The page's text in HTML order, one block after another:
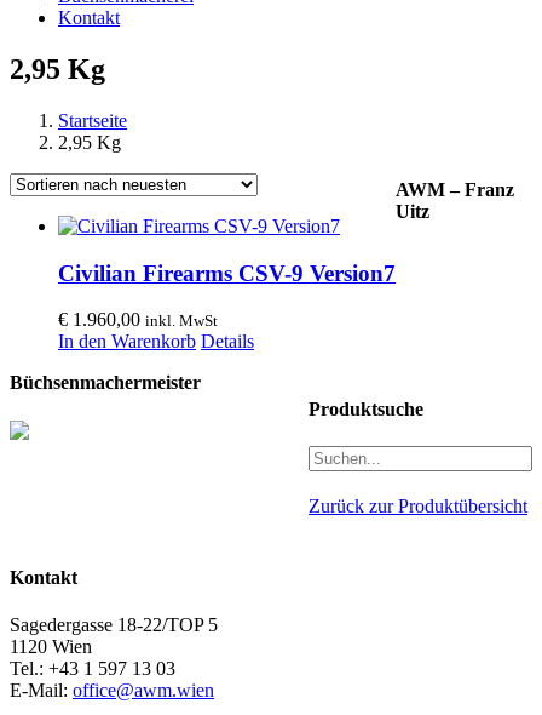
Kontakt
2,95 Kg
Startseite
2,95 Kg
Civilian Firearms CSV-9 Version7
€ 1.960,00 inkl. MwSt
In den Warenkorb Details
Produktsuche
Zurück zur Produktübersicht
AWM – Franz
Uitz
Büchsenmachermeister
Kontakt
Sagedergasse 18-22/TOP 5
1120 Wien
Tel.: +43 1 597 13 03
E-Mail: office@awm.wien